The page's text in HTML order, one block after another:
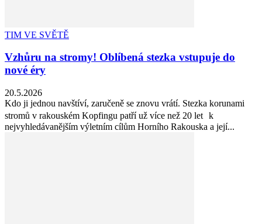
TIM VE SVĚTĚ
Vzhůru na stromy! Oblíbená stezka vstupuje do
nové éry
20.5.2026
Kdo ji jednou navštíví, zaručeně se znovu vrátí. Stezka korunami
stromů v rakouském Kopfingu patří už více než 20 let k
nejvyhledávanějším výletním cílům Horního Rakouska a její...